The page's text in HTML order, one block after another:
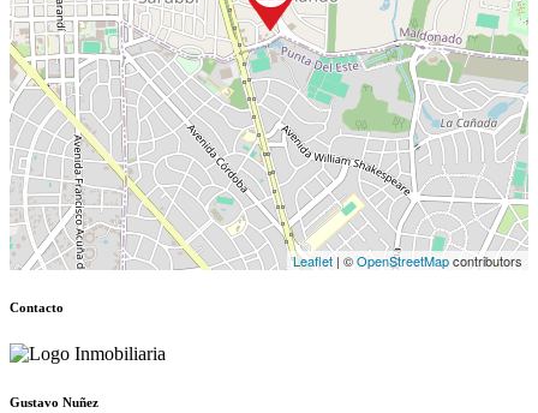
Leaflet | ©OpenStreetMapcontributors
Contacto
Gustavo Nuñez